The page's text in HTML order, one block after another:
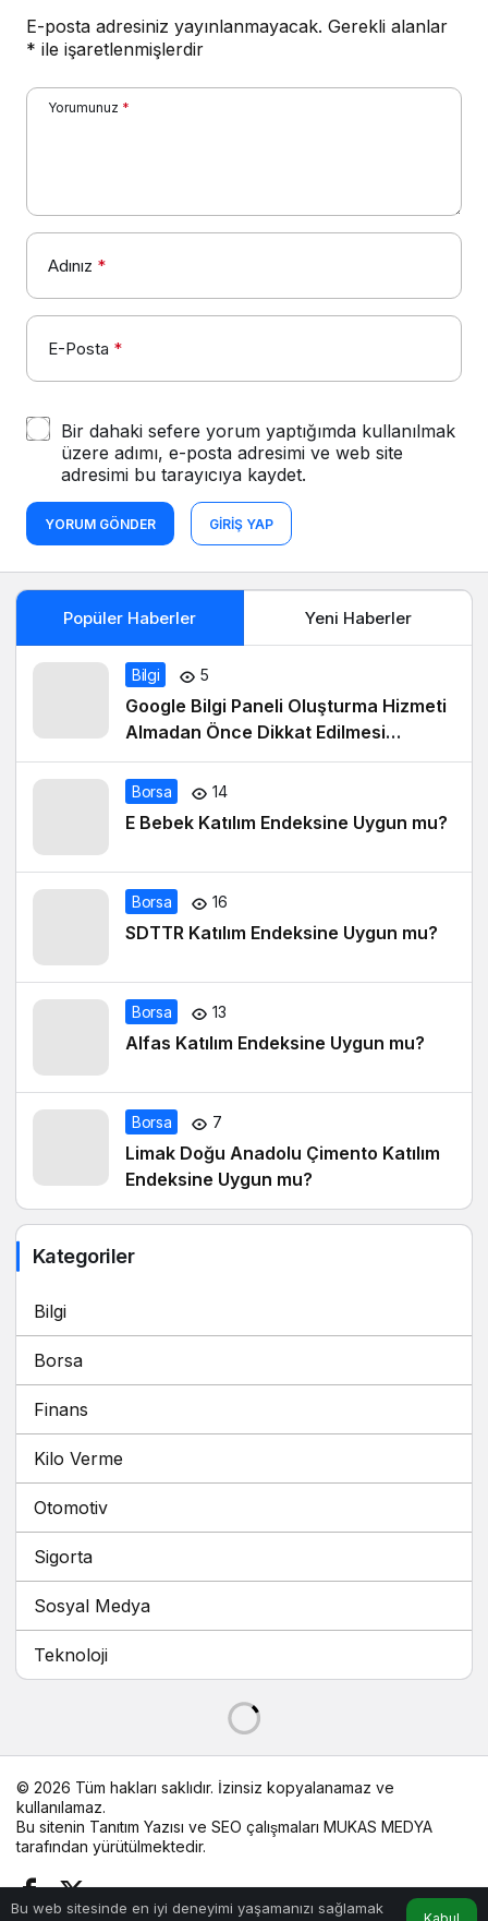
E-posta adresiniz yayınlanmayacak. Gerekli alanlar
* ile işaretlenmişlerdir
Yorumunuz *
Adınız *
E-Posta *
Bir dahaki sefere yorum yaptığımda kullanılmak
üzere adımı, e-posta adresimi ve web site
adresimi bu tarayıcıya kaydet.
YORUM GÖNDER GIRIŞ YAP
Popüler Haberler Yeni Haberler
Bilgi 5
Google Bilgi Paneli Oluşturma Hizmeti
Almadan Önce Dikkat Edilmesi
Gerekenler
Borsa 14
E Bebek Katılım Endeksine Uygun mu?
Borsa 16
SDTTR Katılım Endeksine Uygun mu?
Borsa 13
Alfas Katılım Endeksine Uygun mu?
Borsa 7
Limak Doğu Anadolu Çimento Katılım
Endeksine Uygun mu?
Kategoriler
Bilgi
Borsa
Finans
Kilo Verme
Otomotiv
Sigorta
Sosyal Medya
Teknoloji
Bu web sitesinde en iyi deneyimi yaşamanızı sağlamak
© 2026 Tüm hakları saklıdır. İzinsiz kopyalanamaz ve
kullanılamaz.
Bu sitenin Tanıtım Yazısı ve SEO çalışmaları MUKAS MEDYA
tarafından yürütülmektedir.